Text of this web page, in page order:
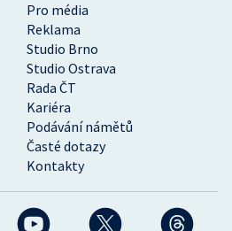
Pro média
Reklama
Studio Brno
Studio Ostrava
Rada ČT
Kariéra
Podávání námětů
Časté dotazy
Kontakty